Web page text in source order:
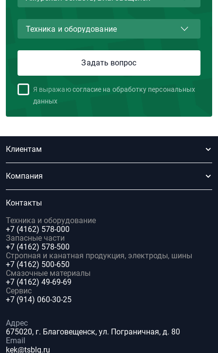
Я выражаю согласие на обработку персональных
данных
Клиентам
Компания
Контакты
Техника и оборудование
+7 (4162) 578-000
Запасные части
+7 (4162) 578-500
Стропная и канатная продукция, электроды, шины
+7 (4162) 500-650
Смазочные материалы
+7 (4162) 49-69-69
Сервис
+7 (914) 060-30-25
Адрес
675020, г. Благовещенск, ул. Пограничная, д. 80
Email
kek@tsblg.ru